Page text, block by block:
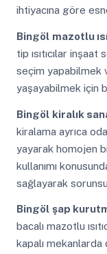
ihtiyacına göre
Bingöl mazotlu
tip ısıtıcılar
seçim yapabilmek
yaşayabilmek için
Bingöl kiralık
kiralama ayrıca
yayarak homojen
kullanımı
sağlayarak
Bingöl şap
bacalı mazotlu
kapalı